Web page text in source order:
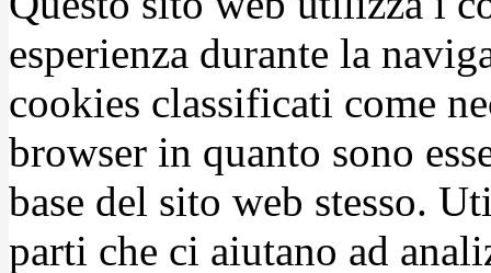
esperienza durante la
cookies classificati come
browser in quanto sono
base del sito web stesso.
parti che ci aiutano ad